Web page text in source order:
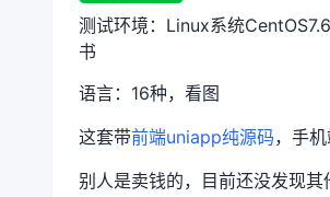
测试环境：Linux系统
书
语言：16种，看图
这套带前端uniapp纯源码，手
别人是卖钱的，目前还没发现